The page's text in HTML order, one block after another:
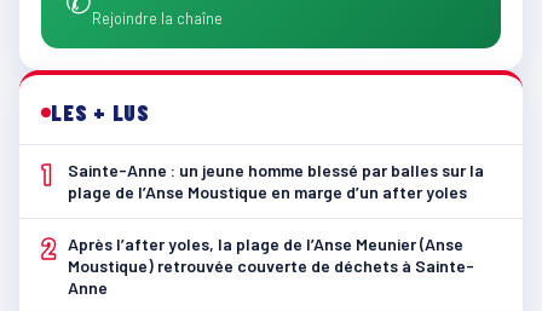
Rejoindre la chaîne
LES + LUS
1
Sainte-Anne : un jeune homme blessé par balles sur la
plage de l’Anse Moustique en marge d’un after yoles
2 Après l’after yoles, la plage de l’Anse Meunier (Anse
Moustique) retrouvée couverte de déchets à Sainte-
Anne